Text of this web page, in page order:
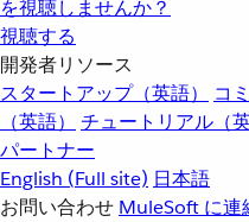
を視聴しませんか？
視聴する
開発者リソース
スタートアップ（英語）
コ
（英語）
チュートリアル（英
パートナー
English (Full site) 日本語
お問い合わせ MuleSoft に連